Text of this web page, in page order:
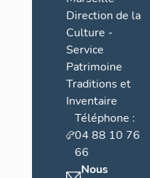
Direction de la
Culture -
Service
Patrimoine
Traditions et
Inventaire
Téléphone :
04 88 10 76
66
Nous